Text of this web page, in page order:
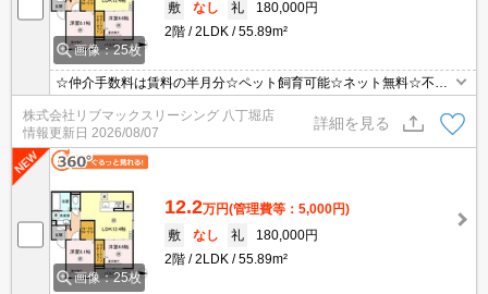
画像：25枚
敷
なし 礼
180,000円
2階
2LDK 55.89m²
☆仲介手数料は賃料の半月分☆ペット飼育可能☆ネット無料☆不在
時にうれしい宅配ボックス☆浴室乾燥機やウォークインクローゼッ
トなど人気の室内設備充実☆3口コンロの対面式システムキッチン
☆モニタ付オートロック完備でセキュリティーは安心☆彡
株式会社リブマックスリーシング 八丁堀店
情報更新日 2026/08/07
詳細を見る
画像：25枚
12.2万円(管理費等：5,000円)
敷
なし 礼
180,000円
2階
2LDK 55.89m²